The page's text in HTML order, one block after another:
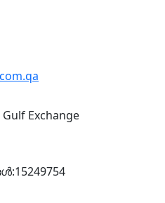
Exchange
15249754